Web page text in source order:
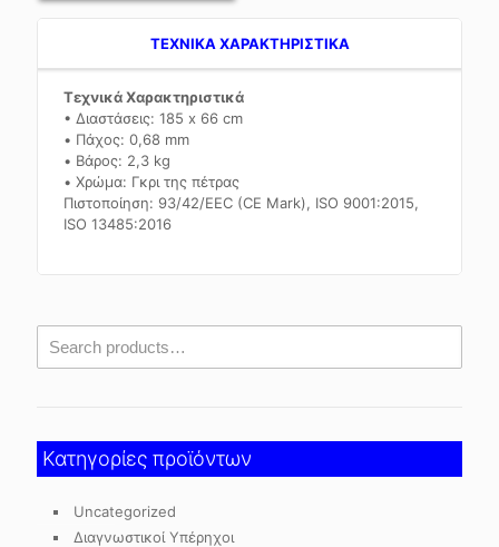
TEXNIKA ΧΑΡΑΚΤΗΡΙΣΤΙΚΑ
Τεχνικά Χαρακτηριστικά
• Διαστάσεις: 185 x 66 cm
• Πάχος: 0,68 mm
• Βάρος: 2,3 kg
• Χρώμα: Γκρι της πέτρας
Πιστοποίηση: 93/42/EEC (CE Mark), ISO 9001:2015,
ISO 13485:2016
Κατηγορίες προϊόντων
Uncategorized
Διαγνωστικοί Υπέρηχοι